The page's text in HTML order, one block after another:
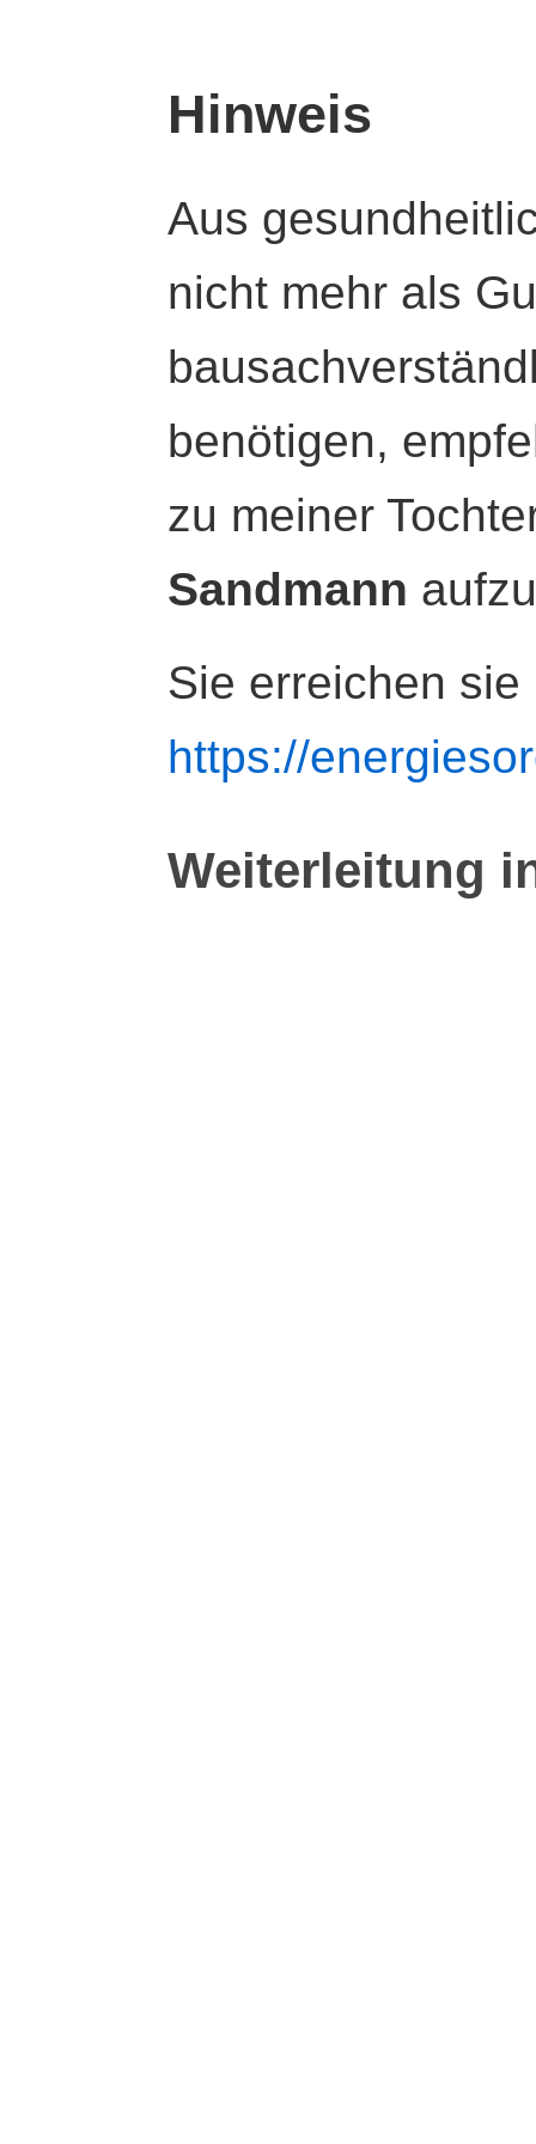
Hinweis
Aus
nicht mehr als
benötigen,
zu meiner
Sandmann
Sie erreichen sie
https://
Weiterleitung